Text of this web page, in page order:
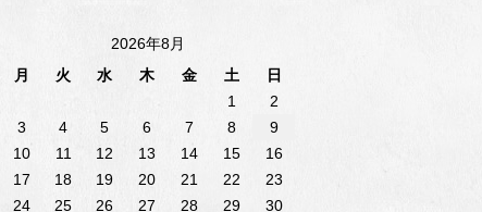
2026年8月
月
火 水 木 金 土
日
1
2
3
4 5 6 7 8
9
10
11 12 13 14 15
16
17
18 19 20 21 22
23
24
25 26 27 28 29
30